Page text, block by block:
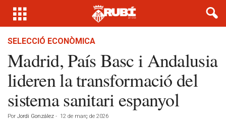
SELECCIÓ ECONÒMICA
Madrid, País Basc i Andalusia
lideren la transformació del
sistema sanitari espanyol
Por Jordi González - 12 de març de 2026